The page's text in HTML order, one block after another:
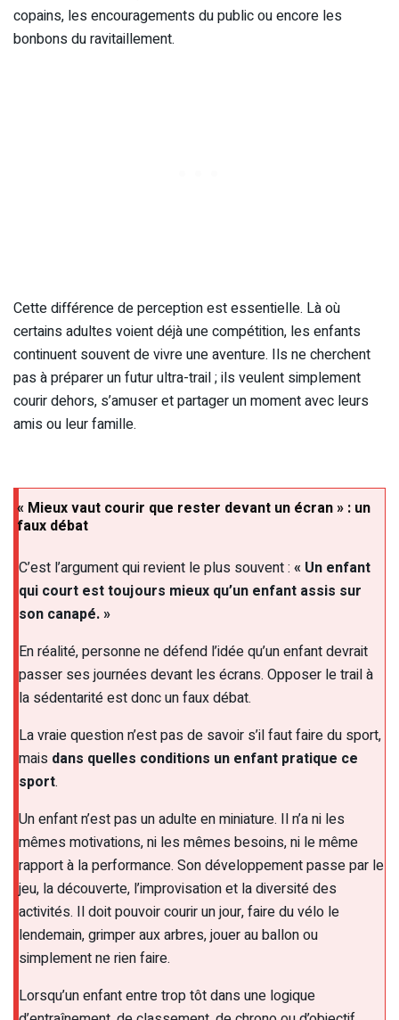
copains, les encouragements du public ou encore les
bonbons du ravitaillement.
Cette différence de perception est essentielle. Là où
certains adultes voient déjà une compétition, les enfants
continuent souvent de vivre une aventure. Ils ne cherchent
pas à préparer un futur ultra-trail ; ils veulent simplement
courir dehors, s’amuser et partager un moment avec leurs
amis ou leur famille.
« Mieux vaut courir que rester devant un écran » : un
faux débat
C’est l’argument qui revient le plus souvent : « Un enfant
qui court est toujours mieux qu’un enfant assis sur
son canapé. »
En réalité, personne ne défend l’idée qu’un enfant devrait
passer ses journées devant les écrans. Opposer le trail à
la sédentarité est donc un faux débat.
La vraie question n’est pas de savoir s’il faut faire du sport,
mais dans quelles conditions un enfant pratique ce
sport.
Un enfant n’est pas un adulte en miniature. Il n’a ni les
mêmes motivations, ni les mêmes besoins, ni le même
rapport à la performance. Son développement passe par le
jeu, la découverte, l’improvisation et la diversité des
activités. Il doit pouvoir courir un jour, faire du vélo le
lendemain, grimper aux arbres, jouer au ballon ou
simplement ne rien faire.
Lorsqu’un enfant entre trop tôt dans une logique